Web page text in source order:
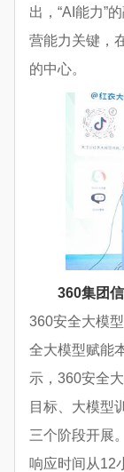
出，“AI能力”
营能力关键，
的中心。
360集团
360安全大模
全大模型赋能
示，360安全
目标、大模型
三个阶段开展
响应时间从12